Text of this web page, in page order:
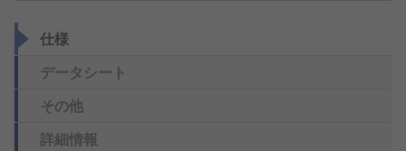
仕様
データシート
その他
詳細情報